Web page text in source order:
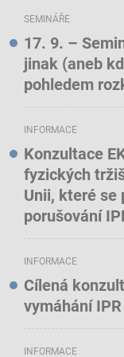
SEMINÁŘE
17. 9. –
jinak (aneb
pohledem
INFORMACE
Konzultace
fyzických
Unii, které se
porušování
INFORMACE
Cílená
vymáhání
INFORMACE